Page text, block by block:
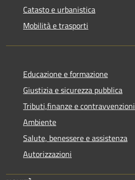
Catasto e urbanistica
Mobilità e trasporti
Educazione e formazione
Giustizia e sicurezza pubblica
Tributi,finanze e contravvenzioni
Ambiente
Salute, benessere e assistenza
Autorizzazioni